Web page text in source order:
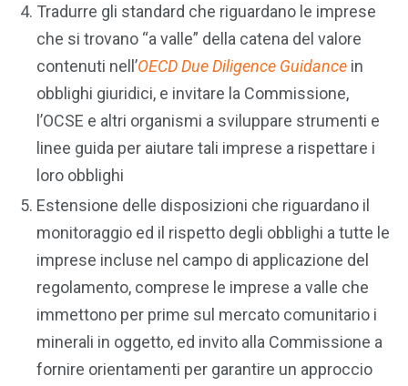
Tradurre gli standard che riguardano le imprese
che si trovano “a valle” della catena del valore
contenuti nell’OECD Due Diligence Guidance in
obblighi giuridici, e invitare la Commissione,
l’OCSE e altri organismi a sviluppare strumenti e
linee guida per aiutare tali imprese a rispettare i
loro obblighi
Estensione delle disposizioni che riguardano il
monitoraggio ed il rispetto degli obblighi a tutte le
imprese incluse nel campo di applicazione del
regolamento, comprese le imprese a valle che
immettono per prime sul mercato comunitario i
minerali in oggetto, ed invito alla Commissione a
fornire orientamenti per garantire un approccio